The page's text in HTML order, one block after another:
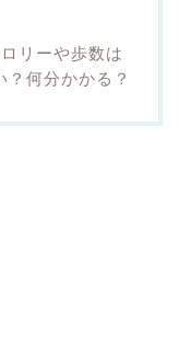
リーや歩数は
何分かかる？